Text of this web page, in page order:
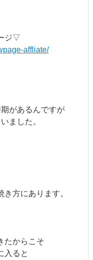
ジ▽
affliate/
があるんですが
ました。
方にあります。
たからこそ
入ると